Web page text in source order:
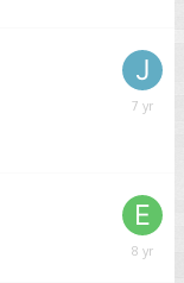
October
July